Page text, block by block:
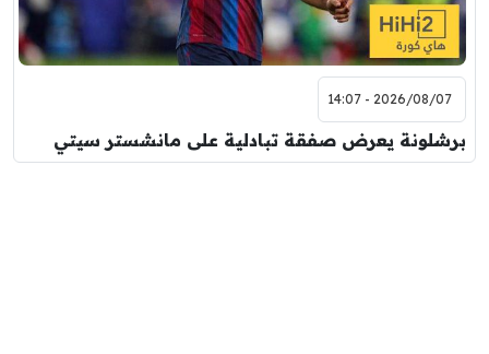
2026/08/07 - 14:07
برشلونة يعرض صفقة تبادلية على مانشستر سيتي